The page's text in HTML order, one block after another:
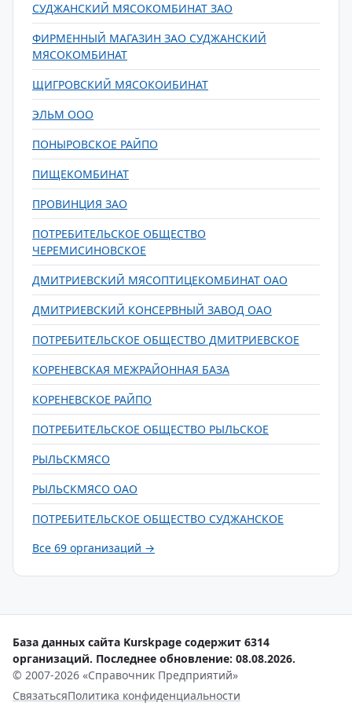
СУДЖАНСКИЙ МЯСОКОМБИНАТ ЗАО
ФИРМЕННЫЙ МАГАЗИН ЗАО СУДЖАНСКИЙ
МЯСОКОМБИНАТ
ЩИГРОВСКИЙ МЯСОКОИБИНАТ
ЭЛЬМ ООО
ПОНЫРОВСКОЕ РАЙПО
ПИЩЕКОМБИНАТ
ПРОВИНЦИЯ ЗАО
ПОТРЕБИТЕЛЬСКОЕ ОБЩЕСТВО
ЧЕРЕМИСИНОВСКОЕ
ДМИТРИЕВСКИЙ МЯСОПТИЦЕКОМБИНАТ ОАО
ДМИТРИЕВСКИЙ КОНСЕРВНЫЙ ЗАВОД ОАО
ПОТРЕБИТЕЛЬСКОЕ ОБЩЕСТВО ДМИТРИЕВСКОЕ
КОРЕНЕВСКАЯ МЕЖРАЙОННАЯ БАЗА
КОРЕНЕВСКОЕ РАЙПО
ПОТРЕБИТЕЛЬСКОЕ ОБЩЕСТВО РЫЛЬСКОЕ
РЫЛЬСКМЯСО
РЫЛЬСКМЯСО ОАО
ПОТРЕБИТЕЛЬСКОЕ ОБЩЕСТВО СУДЖАНСКОЕ
Все 69 организаций →
База данных сайта Kurskpage содержит 6314
организаций. Последнее обновление: 08.08.2026.
© 2007-2026 «Справочник Предприятий»
СвязатьсяПолитика конфиденциальности